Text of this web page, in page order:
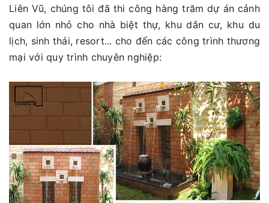
Liên Vũ, chúng tôi đã thi công hàng trăm dự án cảnh
quan lớn nhỏ cho nhà biệt thự, khu dân cư, khu du
lịch, sinh thái, resort... cho đến các công trình thương
mại với quy trình chuyên nghiệp: